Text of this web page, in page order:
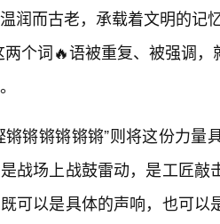
润而古老，承载着文明的记
两个词🔥语被重复、被强调
锵锵锵锵锵锵”则将这份力
战场上战鼓雷动，是工匠
可以是具体的声响，也可